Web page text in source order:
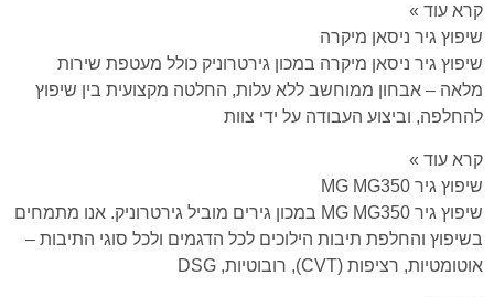
קרא עוד »
שיפוץ גיר ניסאן מיקרה
שיפוץ גיר ניסאן מיקרה במכון גירטרוניק כולל מעטפת שירות
מלאה – אבחון ממוחשב ללא עלות, החלטה מקצועית בין שיפוץ
להחלפה, וביצוע העבודה על ידי צוות
קרא עוד »
שיפוץ גיר MG MG350
שיפוץ גיר MG MG350 במכון גירים מוביל גירטרוניק. אנו מתמחים
בשיפוץ והחלפת תיבות הילוכים לכל הדגמים ולכל סוגי התיבות –
אוטומטיות, רציפות (CVT), רובוטיות, DSG